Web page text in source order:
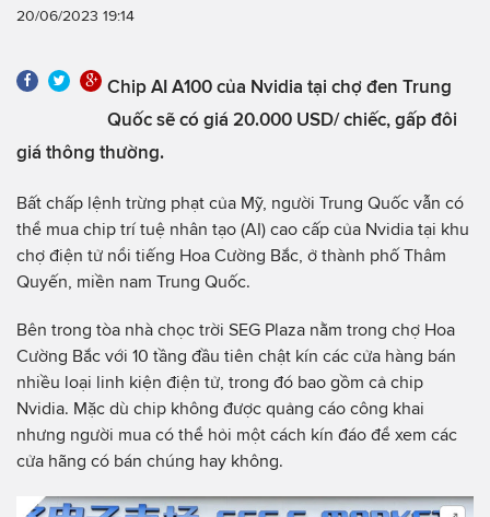
20/06/2023 19:14
Chip AI A100 của Nvidia tại chợ đen Trung
Quốc sẽ có giá 20.000 USD/ chiếc, gấp đôi
giá thông thường.
Bất chấp lệnh trừng phạt của Mỹ, người Trung Quốc vẫn có
thể mua chip trí tuệ nhân tạo (AI) cao cấp của Nvidia tại khu
chợ điện tử nổi tiếng Hoa Cường Bắc, ở thành phố Thâm
Quyến, miền nam Trung Quốc.
Bên trong tòa nhà chọc trời SEG Plaza nằm trong chợ Hoa
Cường Bắc với 10 tầng đầu tiên chật kín các cửa hàng bán
nhiều loại linh kiện điện tử, trong đó bao gồm cả chip
Nvidia. Mặc dù chip không được quảng cáo công khai
nhưng người mua có thể hỏi một cách kín đáo để xem các
cửa hãng có bán chúng hay không.